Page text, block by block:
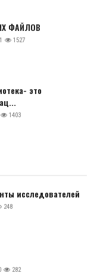
ФАЙЛОВ
1 1527
это
1403
исследователей
248
282